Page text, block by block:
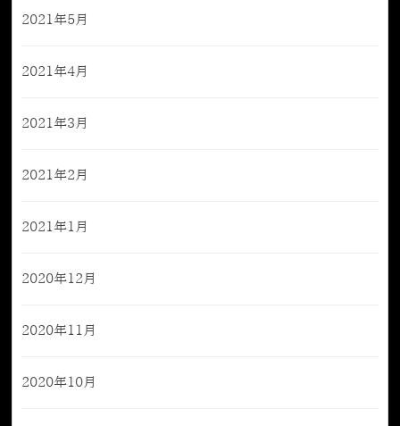
2021年5月
2021年4月
2021年3月
2021年2月
2021年1月
2020年12月
2020年11月
2020年10月